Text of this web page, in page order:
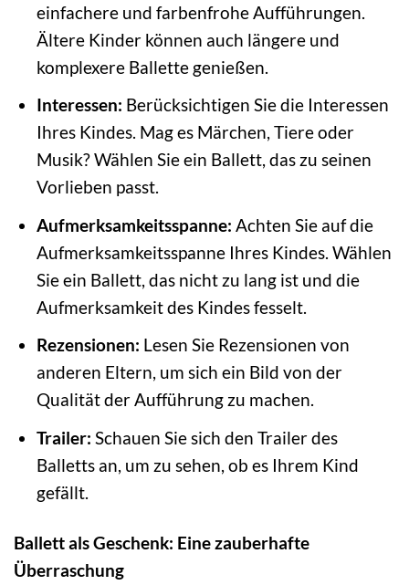
einfachere und farbenfrohe Aufführungen.
Ältere Kinder können auch längere und
komplexere Ballette genießen.
Interessen: Berücksichtigen Sie die Interessen
Ihres Kindes. Mag es Märchen, Tiere oder
Musik? Wählen Sie ein Ballett, das zu seinen
Vorlieben passt.
Aufmerksamkeitsspanne: Achten Sie auf die
Aufmerksamkeitsspanne Ihres Kindes. Wählen
Sie ein Ballett, das nicht zu lang ist und die
Aufmerksamkeit des Kindes fesselt.
Rezensionen: Lesen Sie Rezensionen von
anderen Eltern, um sich ein Bild von der
Qualität der Aufführung zu machen.
Trailer: Schauen Sie sich den Trailer des
Balletts an, um zu sehen, ob es Ihrem Kind
gefällt.
Ballett als Geschenk: Eine zauberhafte
Überraschung